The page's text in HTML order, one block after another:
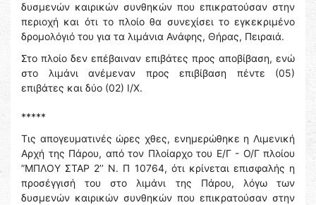
δυσμενών καιρικών συνθηκών που επικρατούσαν στην
περιοχή και ότι το πλοίο θα συνεχίσει το εγκεκριμένο
δρομολόγιό του για τα λιμάνια Ανάφης, Θήρας, Πειραιά.
Στο πλοίο δεν επέβαιναν επιβάτες προς αποβίβαση, ενώ
στο λιμάνι ανέμεναν προς επιβίβαση πέντε (05)
επιβάτες και δύο (02) Ι/Χ.
*****
Τις απογευματινές ώρες χθες, ενημερώθηκε η Λιμενική
Αρχή της Πάρου, από τον Πλοίαρχο του Ε/Γ - Ο/Γ πλοίου
”ΜΠΛΟΥ ΣΤΑΡ 2’’ Ν. Π 10764, ότι κρίνεται επισφαλής η
προσέγγισή του στο λιμάνι της Πάρου, λόγω των
δυσμενών καιρικών συνθηκών που επικρατούσαν στην